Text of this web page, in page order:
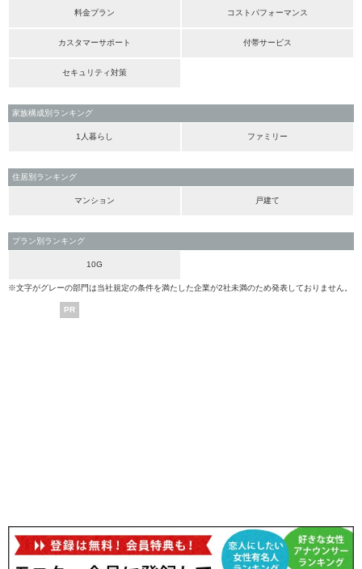
料金プラン コストパフォーマンス
カスタマーサポート 付帯サービス
セキュリティ対策
家族構成別ランキング
1人暮らし ファミリー
住居別ランキング
マンション 戸建て
プラン別ランキング
10G
※文字がグレーの部門は当社規定の条件を満たした企業が2社未満のため発表しておりません。
PR